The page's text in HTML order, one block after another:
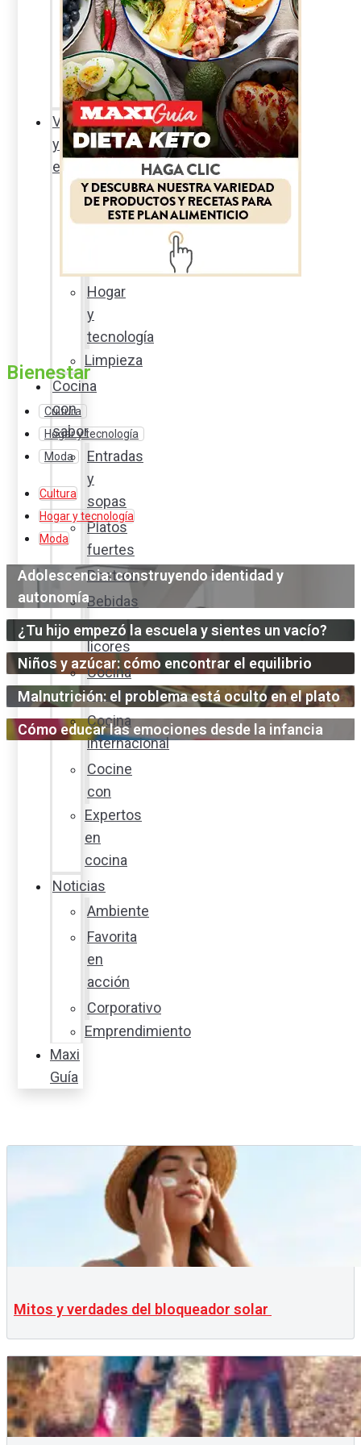
Sexualidad
responsable
En
la
percha
Vida
y
estilo
Productos
nuevos
Hogar
y
tecnología
Limpieza
Cocina
con
sabor
Entradas
y
sopas
Platos
fuertes
Postres
Bebidas
y
licores
Cocina
ecuatoriana
Cocina
internacional
Cocine
con
Expertos
en
cocina
Noticias
Ambiente
Favorita
en
acción
Corporativo
Emprendimiento
Maxi
Guía
Bienestar
Cultura
Hogar y tecnología
Moda
Cultura
Hogar y tecnología
Moda
Adolescencia: construyendo identidad y
autonomía
¿Tu hijo empezó la escuela y sientes un vacío?
Niños y azúcar: cómo encontrar el equilibrio
Malnutrición: el problema está oculto en el plato
Cómo educar las emociones desde la infancia
Mitos y verdades del bloqueador solar